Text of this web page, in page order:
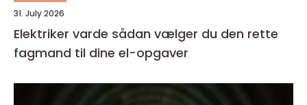
31. July 2026
Elektriker varde sådan vælger du den rette
fagmand til dine el-opgaver